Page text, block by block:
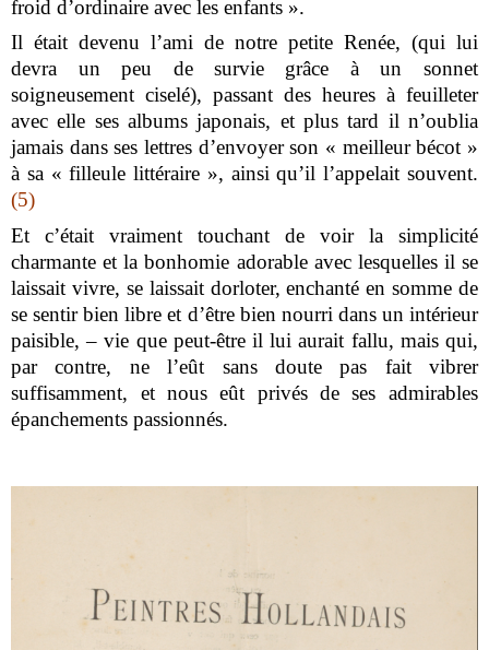
froid d’ordinaire avec les enfants ».
Il était devenu l’ami de notre petite Renée, (qui lui
devra un peu de survie grâce à un sonnet
soigneusement ciselé), passant des heures à feuilleter
avec elle ses albums japonais, et plus tard il n’oublia
jamais dans ses lettres d’envoyer son « meilleur bécot »
à sa « filleule littéraire », ainsi qu’il l’appelait souvent.
(5)
Et c’était vraiment touchant de voir la simplicité
charmante et la bonhomie adorable avec lesquelles il se
laissait vivre, se laissait dorloter, enchanté en somme de
se sentir bien libre et d’être bien nourri dans un intérieur
paisible, – vie que peut-être il lui aurait fallu, mais qui,
par contre, ne l’eût sans doute pas fait vibrer
suffisamment, et nous eût privés de ses admirables
épanchements passionnés.